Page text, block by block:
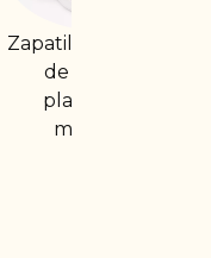
Zapatilla deportiva
antideslizante